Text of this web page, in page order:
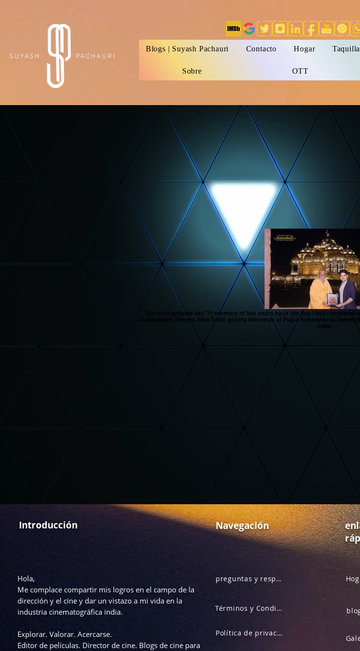
Blogs | Suyash Pachauri Contacto Hogar Taquilla
Sobre OTT
"An unforgettable day"!!! memory of five years back the day i had completed
Akshardham Temple, New Delhi, getting blessings of Pujya Atmaswarup Swami
India.
Introducción
Hola,
Me complace compartir mis logros en el campo de la
dirección y el cine y dar un vistazo a mi vida en la
industria cinematográfica india.
Explorar. Valorar. Acercarse.
Editor de películas. Director de cine. Blogs de cine para
Navegación
preguntas y respuestas
Términos y Condiciones
Política de privacidad